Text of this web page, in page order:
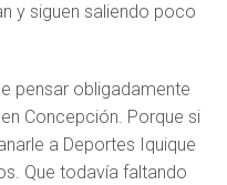
y siguen saliendo poco
pensar obligadamente
Concepción. Porque si
a Deportes Iquique
Que todavía faltando